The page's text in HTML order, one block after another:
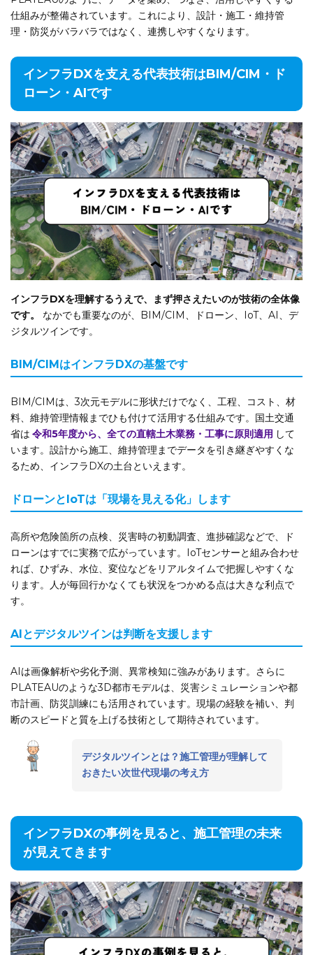
仕組みが整備されています。これにより、設計・施工・維持管
理・防災がバラバラではなく、連携しやすくなります。
インフラDXを支える代表技術はBIM/CIM・ド
ローン・AIです
インフラDXを理解するうえで、まず押さえたいのが技術の全体像
です。
なかでも重要なのが、BIM/CIM、ドローン、IoT、AI、デ
ジタルツインです。
BIM/CIMはインフラDXの基盤です
BIM/CIMは、3次元モデルに形状だけでなく、工程、コスト、材
料、維持管理情報までひも付けて活用する仕組みです。国土交通
省は 令和5年度から、全ての直轄土木業務・工事に原則適用 して
います。設計から施工、維持管理までデータを引き継ぎやすくな
るため、インフラDXの土台といえます。
ドローンとIoTは「現場を見える化」します
高所や危険箇所の点検、災害時の初動調査、進捗確認などで、ド
ローンはすでに実務で広がっています。IoTセンサーと組み合わせ
れば、ひずみ、水位、変位などをリアルタイムで把握しやすくな
ります。人が毎回行かなくても状況をつかめる点は大きな利点で
す。
AIとデジタルツインは判断を支援します
AIは画像解析や劣化予測、異常検知に強みがあります。さらに
PLATEAUのような3D都市モデルは、災害シミュレーションや都
市計画、防災訓練にも活用されています。現場の経験を補い、判
断のスピードと質を上げる技術として期待されています。
デジタルツインとは？施工管理が理解して
おきたい次世代現場の考え方
インフラDXの事例を見ると、施工管理の未来
が見えてきます